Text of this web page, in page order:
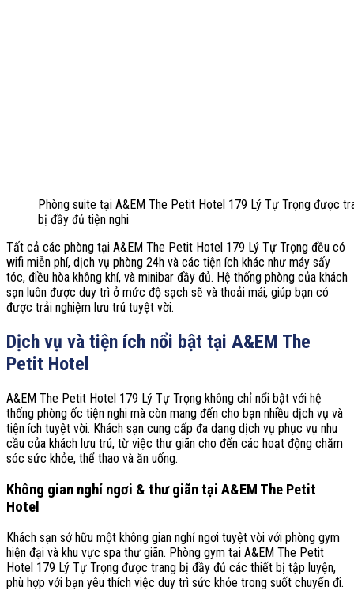
Phòng suite tại A&EM The Petit Hotel 179 Lý Tự Trọng được
bị đầy đủ tiện nghi
Tất cả các phòng tại A&EM The Petit Hotel 179 Lý Tự Trọng đều có
wifi miễn phí, dịch vụ phòng 24h và các tiện ích khác như máy sấy
tóc, điều hòa không khí, và minibar đầy đủ. Hệ thống phòng của khách
sạn luôn được duy trì ở mức độ sạch sẽ và thoải mái, giúp bạn có
được trải nghiệm lưu trú tuyệt vời.
Dịch vụ và tiện ích nổi bật tại A&EM The
Petit Hotel
A&EM The Petit Hotel 179 Lý Tự Trọng không chỉ nổi bật với hệ
thống phòng ốc tiện nghi mà còn mang đến cho bạn nhiều dịch vụ và
tiện ích tuyệt vời. Khách sạn cung cấp đa dạng dịch vụ phục vụ nhu
cầu của khách lưu trú, từ việc thư giãn cho đến các hoạt động chăm
sóc sức khỏe, thể thao và ăn uống.
Không gian nghỉ ngơi & thư giãn tại A&EM The Petit
Hotel
Khách sạn sở hữu một không gian nghỉ ngơi tuyệt vời với phòng gym
hiện đại và khu vực spa thư giãn. Phòng gym tại A&EM The Petit
Hotel 179 Lý Tự Trọng được trang bị đầy đủ các thiết bị tập luyện,
phù hợp với bạn yêu thích việc duy trì sức khỏe trong suốt chuyến đi.